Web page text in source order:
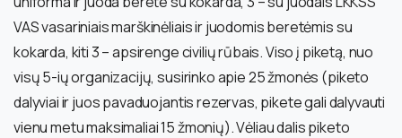
VAS vasariniais marškinėliais ir juodomis beretėmis su
kokarda, kiti 3 – apsirenge civilių rūbais. Viso į piketą, nuo
visų 5-ių organizacijų, susirinko apie 25 žmonės (piketo
dalyviai ir juos pavaduojantis rezervas, pikete gali dalyvauti
vienu metu maksimaliai 15 žmonių). Vėliau dalis piketo